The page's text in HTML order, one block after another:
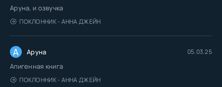
Аруна, и озвучка
ПОКЛОННИК - АННА ДЖЕЙН
А Аруна 05.03.25
Апигенная книга
ПОКЛОННИК - АННА ДЖЕЙН